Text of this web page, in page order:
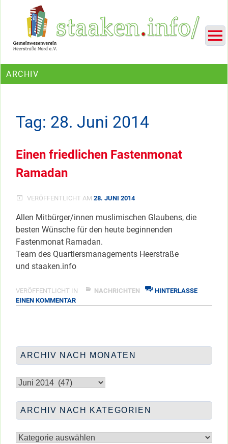
Ein Projekt des Gemeinwesenvereins Heerstraße Nord
ARCHIV
Tag: 28. Juni 2014
Einen friedlichen Fastenmonat
Ramadan
VERÖFFENTLICHT AM 28. JUNI 2014
Allen Mitbürger/innen muslimischen Glaubens, die
besten Wünsche für den heute beginnenden
Fastenmonat Ramadan.
Team des Quartiersmanagements Heerstraße
und staaken.info
VERÖFFENTLICHT IN NACHRICHTEN
HINTERLASSE
EINEN KOMMENTARZU
ARCHIV NACH MONATEN
nach
ARCHIV NACH KATEGORIEN
nach